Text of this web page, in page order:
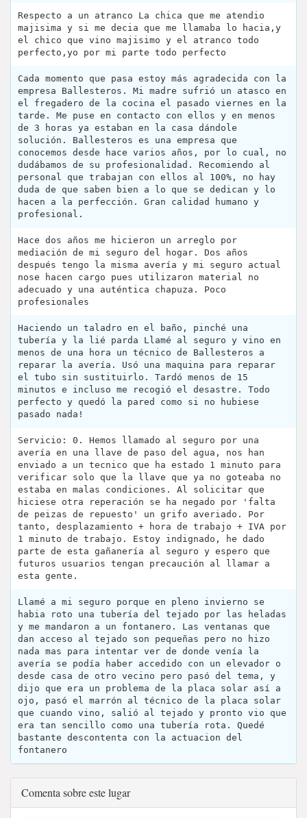
Respecto a un atranco La chica que me atendio
majisima y si me decia que me llamaba lo hacia,y
el chico que vino majisimo y el atranco todo
perfecto,yo por mi parte todo perfecto
Cada momento que pasa estoy más agradecida con la
empresa Ballesteros. Mi madre sufrió un atasco en
el fregadero de la cocina el pasado viernes en la
tarde. Me puse en contacto con ellos y en menos
de 3 horas ya estaban en la casa dándole
solución. Ballesteros es una empresa que
conocemos desde hace varios años, por lo cual, no
dudábamos de su profesionalidad. Recomiendo al
personal que trabajan con ellos al 100%, no hay
duda de que saben bien a lo que se dedican y lo
hacen a la perfección. Gran calidad humano y
profesional.
Hace dos años me hicieron un arreglo por
mediación de mi seguro del hogar. Dos años
después tengo la misma avería y mi seguro actual
nose hacen cargo pues utilizaron material no
adecuado y una auténtica chapuza. Poco
profesionales
Haciendo un taladro en el baño, pinché una
tubería y la lié parda Llamé al seguro y vino en
menos de una hora un técnico de Ballesteros a
reparar la avería. Usó una maquina para reparar
el tubo sin sustituirlo. Tardó menos de 15
minutos e incluso me recogió el desastre. Todo
perfecto y quedó la pared como si no hubiese
pasado nada!
Servicio: 0. Hemos llamado al seguro por una
avería en una llave de paso del agua, nos han
enviado a un tecnico que ha estado 1 minuto para
verificar solo que la llave que ya no goteaba no
estaba en malas condiciones. Al solicitar que
hiciese otra reperación se ha negado por 'falta
de peizas de repuesto' un grifo averiado. Por
tanto, desplazamiento + hora de trabajo + IVA por
1 minuto de trabajo. Estoy indignado, he dado
parte de esta gañanería al seguro y espero que
futuros usuarios tengan precaución al llamar a
esta gente.
Llamé a mi seguro porque en pleno invierno se
habia roto una tubería del tejado por las heladas
y me mandaron a un fontanero. Las ventanas que
dan acceso al tejado son pequeñas pero no hizo
nada mas para intentar ver de donde venía la
avería se podía haber accedido con un elevador o
desde casa de otro vecino pero pasó del tema, y
dijo que era un problema de la placa solar así a
ojo, pasó el marrón al técnico de la placa solar
que cuando vino, salió al tejado y pronto vio que
era tan sencillo como una tubería rota. Quedé
bastante descontenta con la actuacion del
fontanero
Comenta sobre este lugar